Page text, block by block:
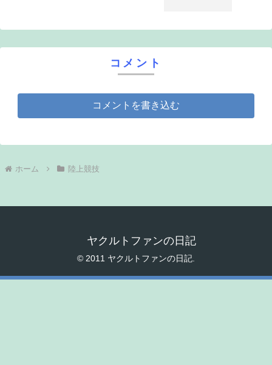
コメント
コメントを書き込む
ホーム 陸上競技
ヤクルトファンの日記
© 2011 ヤクルトファンの日記.